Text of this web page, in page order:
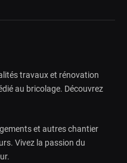
travaux et rénovation
au bricolage. Découvrez
et autres chantier
Vivez la passion du